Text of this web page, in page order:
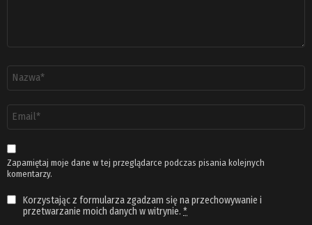
email
*
Zapamiętaj moje dane w tej przeglądarce podczas pisania kolejnych
komentarzy.
Korzystając z formularza zgadzam się na przechowywanie i
przetwarzanie moich danych w witrynie. *